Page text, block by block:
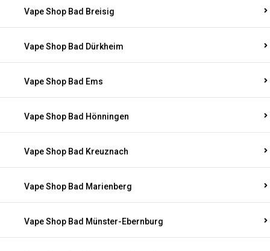
Vape Shop Bad Breisig
Vape Shop Bad Dürkheim
Vape Shop Bad Ems
Vape Shop Bad Hönningen
Vape Shop Bad Kreuznach
Vape Shop Bad Marienberg
Vape Shop Bad Münster-Ebernburg